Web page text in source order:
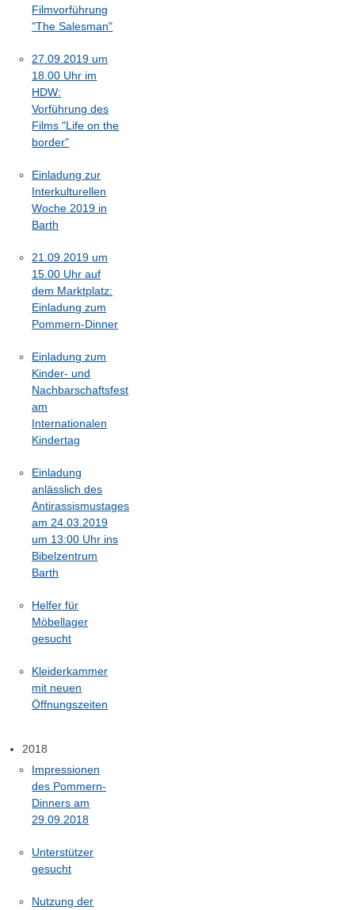
Filmvorführung
"The Salesman"
27.09.2019 um
18.00 Uhr im
HDW:
Vorführung des
Films "Life on the
border"
Einladung zur
Interkulturellen
Woche 2019 in
Barth
21.09.2019 um
15.00 Uhr auf
dem Marktplatz:
Einladung zum
Pommern-Dinner
Einladung zum
Kinder- und
Nachbarschaftsfest
am
Internationalen
Kindertag
Einladung
anlässlich des
Antirassismustages
am 24.03.2019
um 13:00 Uhr ins
Bibelzentrum
Barth
Helfer für
Möbellager
gesucht
Kleiderkammer
mit neuen
Öffnungszeiten
2018
Impressionen
des Pommern-
Dinners am
29.09.2018
Unterstützer
gesucht
Nutzung der